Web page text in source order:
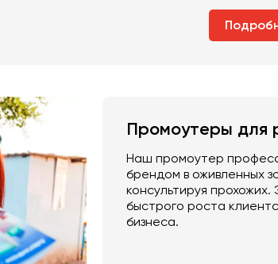
Промоутеры для
Наш промоутер
брендом в оживленных
консультируя
быстрого роста
бизнеса.